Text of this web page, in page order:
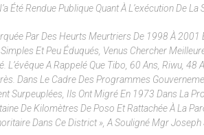
Été Rendue Publique Quant À L’exécution De La
Par Des Heurts Meurtriers De 1998 À 2001
Et Peu Éduqués, Venus Chercher
A Rappelé Que Tibo, 60 Ans, Riwu, 48
Dans Le Cadre Des Programmes
Surpeuplées, Ils Ont Migré En 1973 Dans La
De Kilomètres De Poso Et Rattachée À La
Dans Ce District », A Souligné Mgr Joseph